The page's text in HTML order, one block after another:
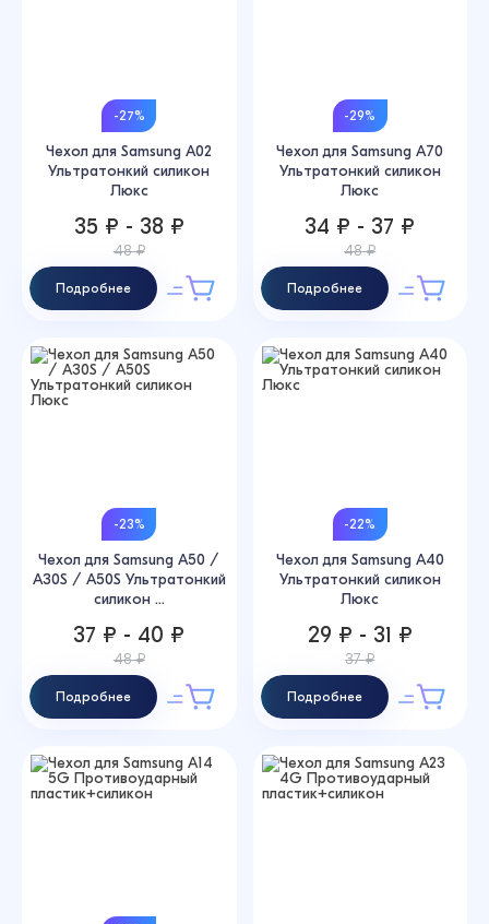
-27%
Чехол для Samsung A02
Ультратонкий силикон
Люкс
35 ₽ - 38 ₽
48 ₽
Подробнее
-29%
Чехол для Samsung A70
Ультратонкий силикон
Люкс
34 ₽ - 37 ₽
48 ₽
Подробнее
-23%
Чехол для Samsung A50 /
A30S / A50S Ультратонкий
силикон ...
37 ₽ - 40 ₽
48 ₽
Подробнее
-22%
Чехол для Samsung A40
Ультратонкий силикон
Люкс
29 ₽ - 31 ₽
37 ₽
Подробнее